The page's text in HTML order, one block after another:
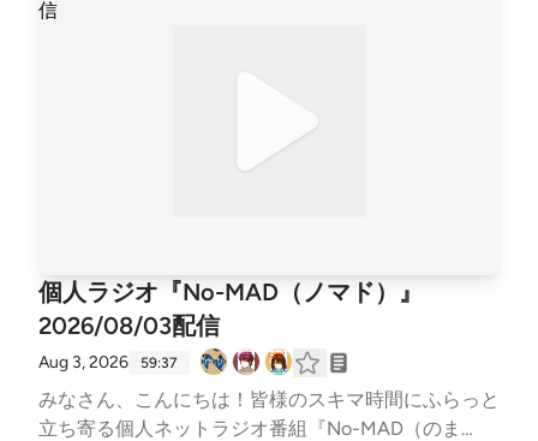
個人ラジオ『No-MAD（ノマド）』
2026/08/03配信
Aug 3, 2026 59:37
みなさん、こんにちは！皆様のスキマ時間にふらっと
立ち寄る個人ネットラジオ番組『No-MAD（のま